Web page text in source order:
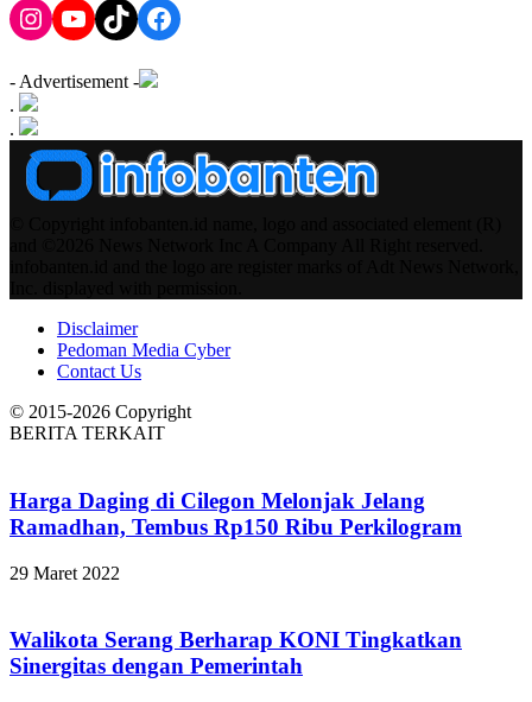
Instagram
YouTube
TikTokFacebook
- Advertisement -
.
.
Disclaimer
Pedoman Media Cyber
Contact Us
© 2015-2026 Copyright
BERITA TERKAIT
Harga Daging di Cilegon Melonjak Jelang
Ramadhan, Tembus Rp150 Ribu Perkilogram
29 Maret 2022
Walikota Serang Berharap KONI Tingkatkan
Sinergitas dengan Pemerintah